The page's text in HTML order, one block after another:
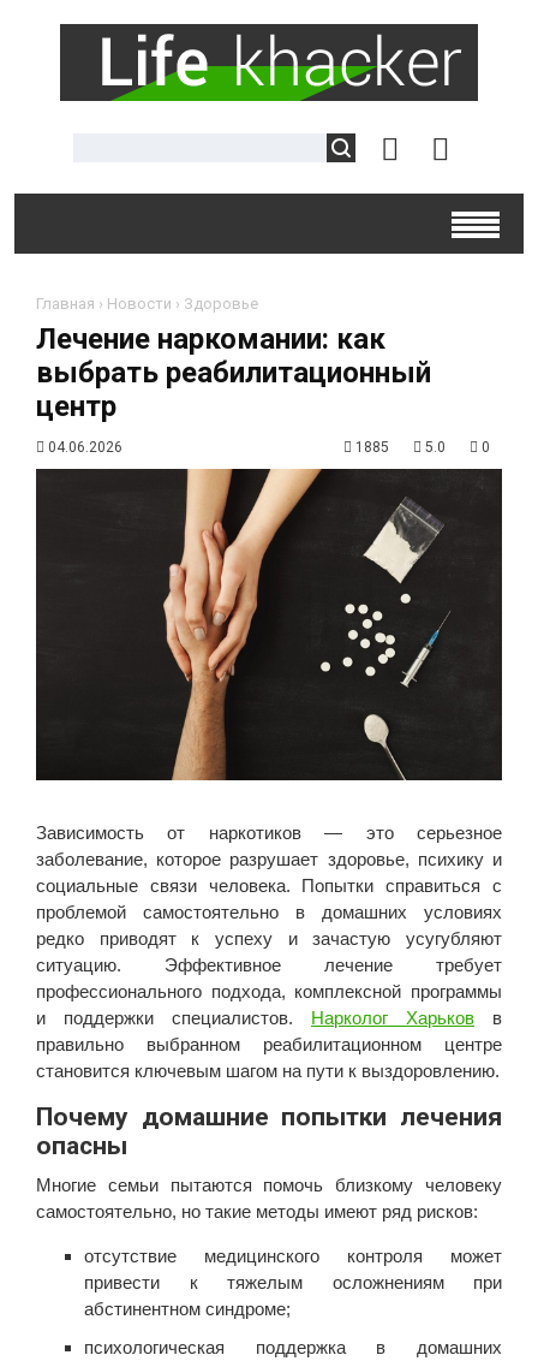
Главная › Новости › Здоровье
Лечение наркомании: как
выбрать реабилитационный
центр
04.06.2026 1885 5.0 0
Зависимость от наркотиков — это серьезное
заболевание, которое разрушает здоровье, психику и
социальные связи человека. Попытки справиться с
проблемой самостоятельно в домашних условиях
редко приводят к успеху и зачастую усугубляют
ситуацию. Эффективное лечение требует
профессионального подхода, комплексной программы
и поддержки специалистов. Нарколог Харьков в
правильно выбранном реабилитационном центре
становится ключевым шагом на пути к выздоровлению.
Почему домашние попытки лечения
опасны
Многие семьи пытаются помочь близкому человеку
самостоятельно, но такие методы имеют ряд рисков:
отсутствие медицинского контроля может
привести к тяжелым осложнениям при
абстинентном синдроме;
психологическая поддержка в домашних